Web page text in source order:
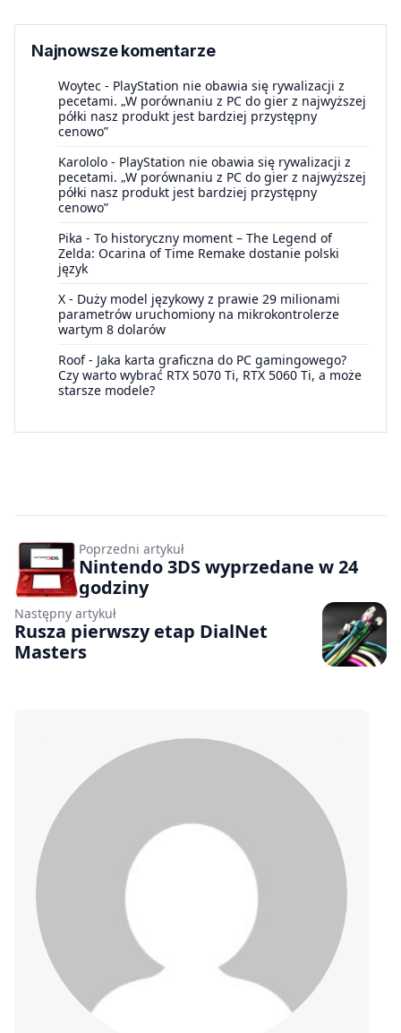
Najnowsze komentarze
Woytec - PlayStation nie obawia się rywalizacji z
pecetami. „W porównaniu z PC do gier z najwyższej
półki nasz produkt jest bardziej przystępny
cenowo”
Karololo - PlayStation nie obawia się rywalizacji z
pecetami. „W porównaniu z PC do gier z najwyższej
półki nasz produkt jest bardziej przystępny
cenowo”
Pika - To historyczny moment – The Legend of
Zelda: Ocarina of Time Remake dostanie polski
język
X - Duży model językowy z prawie 29 milionami
parametrów uruchomiony na mikrokontrolerze
wartym 8 dolarów
Roof- Jaka karta graficzna do PC gamingowego?
Czy warto wybrać RTX 5070 Ti, RTX 5060 Ti, a może
starsze modele?
Poprzedni artykuł
Nintendo 3DS wyprzedane w 24
godziny
Następny artykuł
Rusza pierwszy etap DialNet
Masters